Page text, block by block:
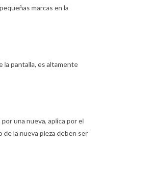
marcas en la
la pantalla, es altamente
una nueva, aplica por el
la nueva pieza deben ser